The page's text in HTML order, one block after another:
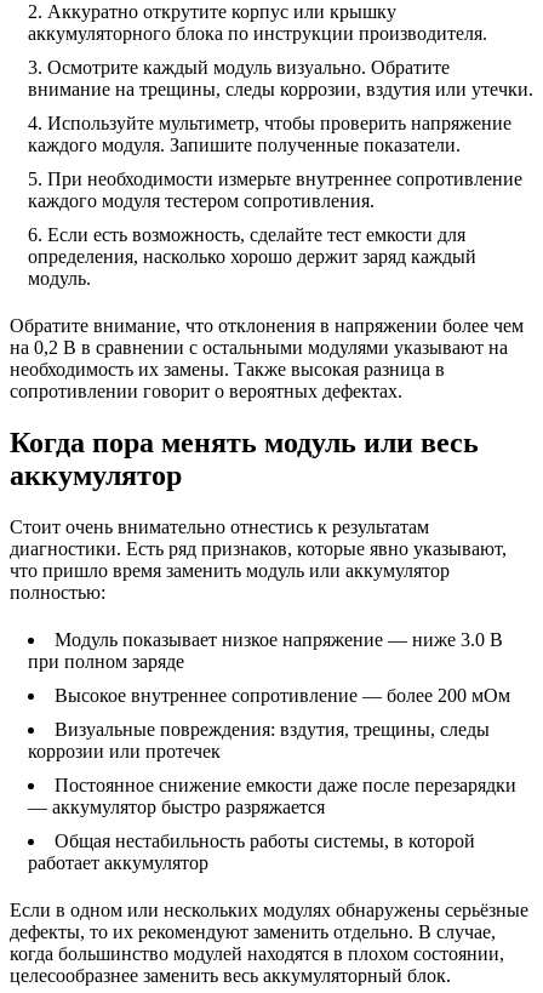
Аккуратно открутите корпус или крышку
аккумуляторного блока по инструкции производителя.
Осмотрите каждый модуль визуально. Обратите
внимание на трещины, следы коррозии, вздутия или утечки.
Используйте мультиметр, чтобы проверить напряжение
каждого модуля. Запишите полученные показатели.
При необходимости измерьте внутреннее сопротивление
каждого модуля тестером сопротивления.
Если есть возможность, сделайте тест емкости для
определения, насколько хорошо держит заряд каждый
модуль.
Обратите внимание, что отклонения в напряжении более чем
на 0,2 В в сравнении с остальными модулями указывают на
необходимость их замены. Также высокая разница в
сопротивлении говорит о вероятных дефектах.
Когда пора менять модуль или весь
аккумулятор
Стоит очень внимательно отнестись к результатам
диагностики. Есть ряд признаков, которые явно указывают,
что пришло время заменить модуль или аккумулятор
полностью:
Модуль показывает низкое напряжение — ниже 3.0 В
при полном заряде
Высокое внутреннее сопротивление — более 200 мОм
Визуальные повреждения: вздутия, трещины, следы
коррозии или протечек
Постоянное снижение емкости даже после перезарядки
— аккумулятор быстро разряжается
Общая нестабильность работы системы, в которой
работает аккумулятор
Если в одном или нескольких модулях обнаружены серьёзные
дефекты, то их рекомендуют заменить отдельно. В случае,
когда большинство модулей находятся в плохом состоянии,
целесообразнее заменить весь аккумуляторный блок.